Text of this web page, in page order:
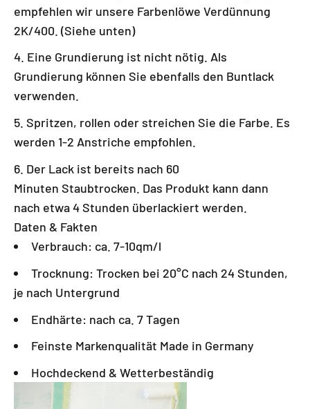
empfehlen wir unsere Farbenlöwe Verdünnung
2K/400. (Siehe unten)
Eine Grundierung ist nicht nötig. Als
Grundierung können Sie ebenfalls den Buntlack
verwenden.
Spritzen, rollen oder streichen Sie die Farbe. Es
werden 1-2 Anstriche empfohlen.
Der Lack ist bereits nach 60
Minuten Staubtrocken. Das Produkt kann dann
nach etwa 4 Stunden überlackiert werden.
Daten & Fakten
Verbrauch: ca. 7-10qm/l
Trocknung: Trocken bei 20°C nach 24 Stunden,
je nach Untergrund
Endhärte: nach ca. 7 Tagen
Feinste Markenqualität Made in Germany
Hochdeckend & Wetterbeständig